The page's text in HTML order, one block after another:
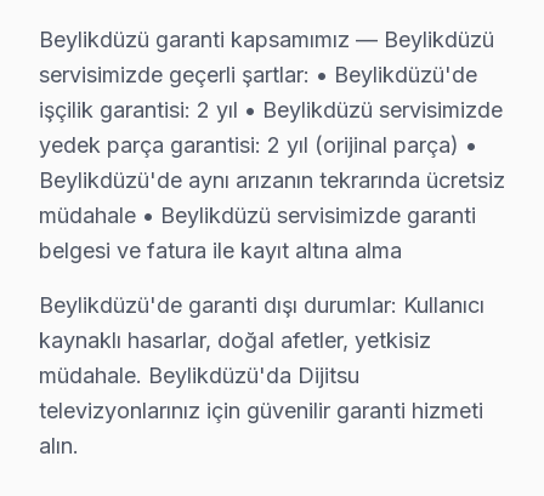
• 6 aylık işçilik güvencesi: Beylikdüzü'de Dijitsu
• Dijitsu yedek parça garantisi: Beylikdüzü'de
• İmzalı Dijitsu garanti belgesi: Beylikdüzü servis
• Dijitsu ekran tamiri sonrası işçilik garantimiz eksiksiz
• Beylikdüzü Dijitsu sonrası destek: Merak ettiğinizde
Beylikdüzü'de Dijitsu servis kapsamımız Marmara
Marmara Park AVM yakınındaki Dijitsu
Ekibimiz Marmara Park AVM ve Beylikdüzü Marina
Beylikdüzü garanti kapsamımız — Beylikdüzü
servisimizde geçerli şartlar: • Beylikdüzü'de
işçilik garantisi: 2 yıl • Beylikdüzü servisimizde
yedek parça garantisi: 2 yıl (orijinal parça) •
Beylikdüzü'de aynı arızanın tekrarında ücretsiz
müdahale • Beylikdüzü servisimizde garanti
belgesi ve fatura ile kayıt altına alma
Beylikdüzü'de garanti dışı durumlar: Kullanıcı
kaynaklı hasarlar, doğal afetler, yetkisiz
müdahale. Beylikdüzü'da Dijitsu
televizyonlarınız için güvenilir garanti hizmeti
alın.